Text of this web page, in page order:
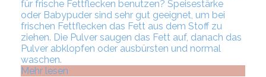
für frische Fettflecken benutzen? Speisestärke
oder Babypuder sind sehr gut geeignet, um bei
frischen Fettflecken das Fett aus dem Stoff zu
ziehen. Die Pulver saugen das Fett auf, danach das
Pulver abklopfen oder ausbürsten und normal
waschen.
Mehr lesen